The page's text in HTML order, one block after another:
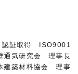
認証取得 ISO9001
通気研究会 理事長
建築材料協会 理事